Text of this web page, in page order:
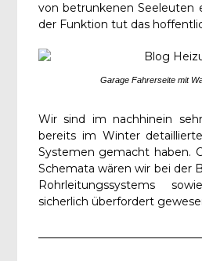
von betrunkenen Seeleuten
der Funktion tut das
Garage Fahrerseite mit
Wir sind im nachhinein
bereits im Winter
Systemen gemacht haben.
Schemata wären wir bei der
Rohrleitungssystems
sicherlich überfordert